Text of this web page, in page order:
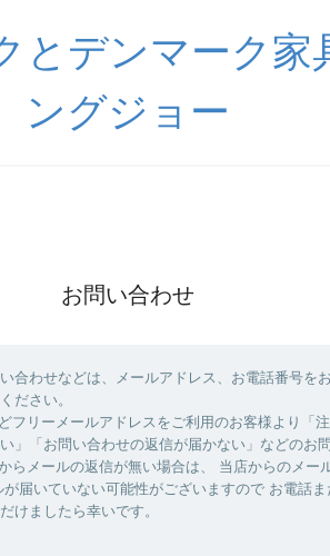
とデンマーク家
ングジョー
お問い合わせ
合わせなどは、メールアドレス、お電話番号を
ださい。
フリーメールアドレスをご利用のお客様より「
」「お問い合わせの返信が届かない」などのお
らメールの返信が無い場合は、 当店からのメー
届いていない可能性がございますので お電話
けましたら幸いです。